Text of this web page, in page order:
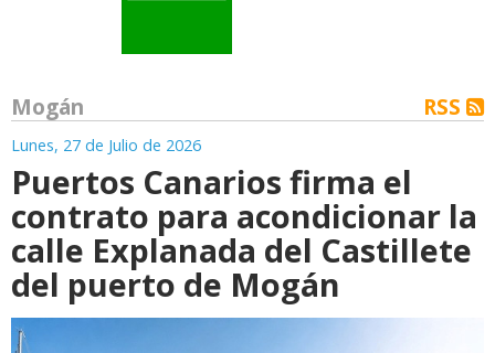
Mogán RSS
Lunes, 27 de Julio de 2026
Puertos Canarios firma el
contrato para acondicionar la
calle Explanada del Castillete
del puerto de Mogán